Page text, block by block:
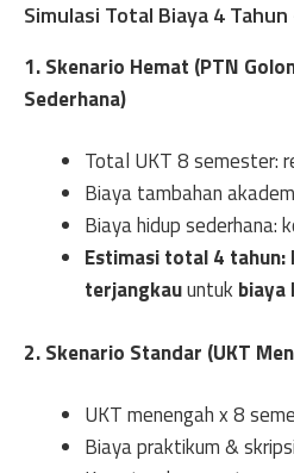
Simulasi Total Biaya 4
1. Skenario Hemat (PTN
Sederhana)
Total UKT 8 semester:
Biaya tambahan
Biaya hidup sederhana:
Estimasi total 4
terjangkauuntuk biaya
2. Skenario Standar (UKT
UKT menengah x 8
Biaya praktikum &